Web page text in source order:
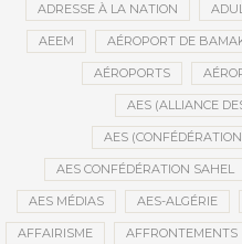
ADRESSE À LA NATION
AEEM AÉROPORT DE
AÉROPORTS
AES (ALLIANCE
AES
AES CONFÉDÉRATION SAHEL
AES MÉDIAS AES-ALGÉRIE
AFFAIRISME AFFRONTEMENTS